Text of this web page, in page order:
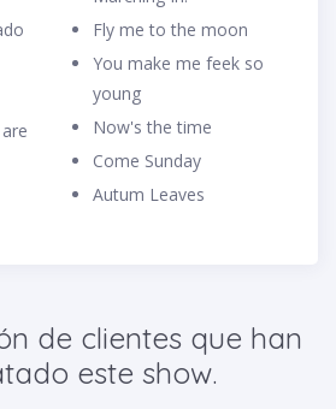
Fly me to the moon
You make me feek so
young
Now's the time
Come Sunday
Autum Leaves
de clientes que han
este show.